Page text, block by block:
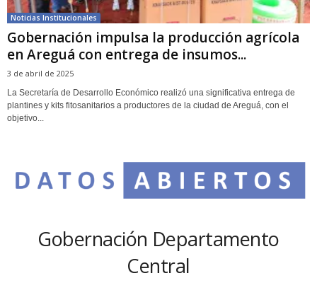
Noticias Institucionales
Gobernación impulsa la producción agrícola
en Areguá con entrega de insumos...
3 de abril de 2025
La Secretaría de Desarrollo Económico realizó una significativa entrega de
plantines y kits fitosanitarios a productores de la ciudad de Areguá, con el
objetivo...
Gobernación Departamento
Central